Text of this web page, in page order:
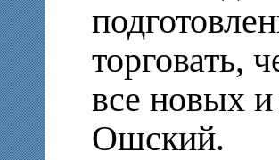
торговать,
все новых
Ошский.